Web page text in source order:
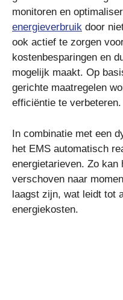
monitoren en
energieverbruik door
ook actief te zorgen
kostenbesparingen en
mogelijk maakt. Op
gerichte maatregelen
efficiëntie te verbeteren.
In combinatie met een
het EMS automatisch
energietarieven. Zo kan
verschoven naar
laagst zijn, wat leidt tot
energiekosten.